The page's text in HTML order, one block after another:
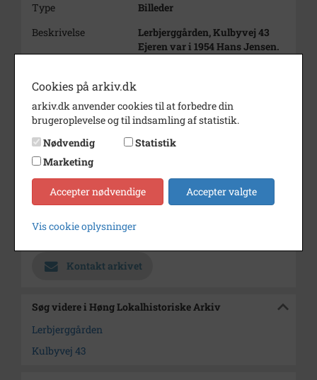
Type
Billeder
Beskrivelse
Lerbjerggården, Kulbyvej 43
Ejeren var i 1954 Hans Jensen.
Dateringsnote
Fotograf
Ukendt
Se på kort
Type
Enhed
Finderup Sogn (Kalundborg
Kommune) (1000-2050)
Arkiv
Kontakt arkivet
Søg videre i Høng Lokalhistoriske Arkiv
Lerbjerggården
Kulbyvej 43
Cookies på arkiv.dk
arkiv.dk anvender cookies til at forbedre din
brugeroplevelse og til indsamling af statistik.
Nødvendig
Statistik
Marketing
Accepter nødvendige Accepter valgte
Vis cookie oplysninger